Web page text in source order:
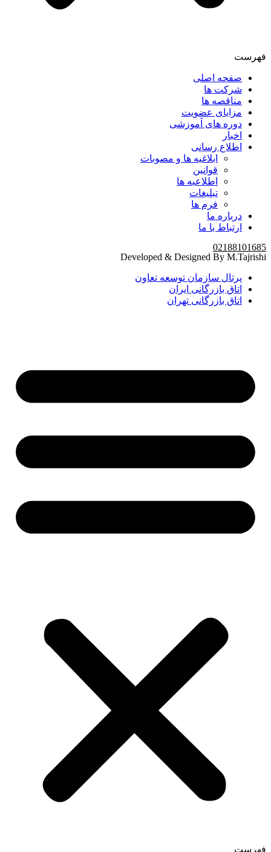
فهرست
صفحه اصلی
شرکت ها
مناقصه ها
مزایای عضویت
دوره های آموزشی
اخبار
اطلاع رسانی
ابلاغیه ها و مصوبات
قوانین
اطلاعیه ها
تبلیغات
فرم ها
درباره ما
ارتباط با ما
02188101685
Developed & Designed By M.Tajrishi
پرتال سازمان توسعه تعاون
اتاق بازرگانی ایران
اتاق بازرگانی تهران
فهرست